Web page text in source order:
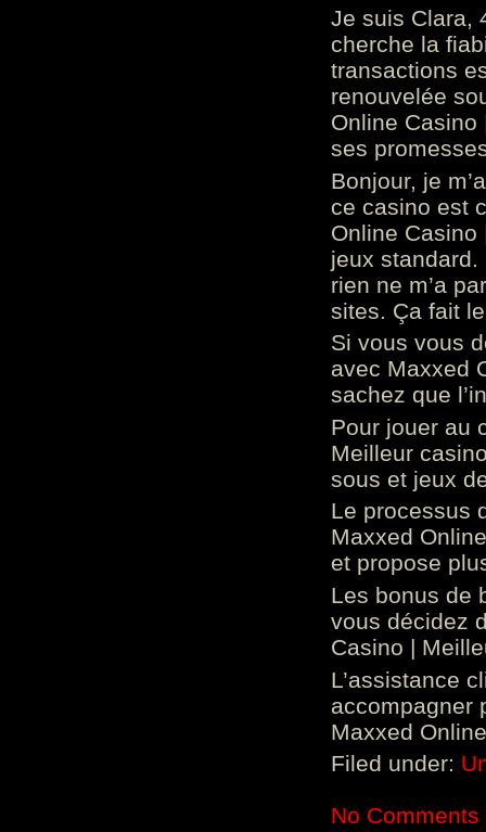
Je suis Clara,
cherche la
transactions
renouvelée
Online
ses
Bonjour, je
ce casino est
Online
jeux standard.
rien ne m’a
sites. Ça fait
Si vous vous
avec Maxxed
sachez que
Pour jouer au
Meilleur
sous et jeux
Le processus
Maxxed
et propose
Les bonus de
vous décidez
Casino |
L’assistance
accompagner
Maxxed
Filed under:
No Comments